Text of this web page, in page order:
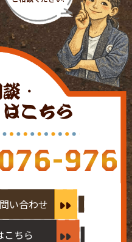
・
こちら
976
い合わせ
こちら